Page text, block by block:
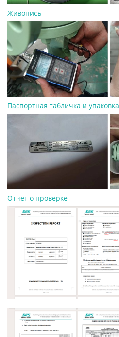
Живопись
Паспортная табличка и упаковка
Отчет о проверке